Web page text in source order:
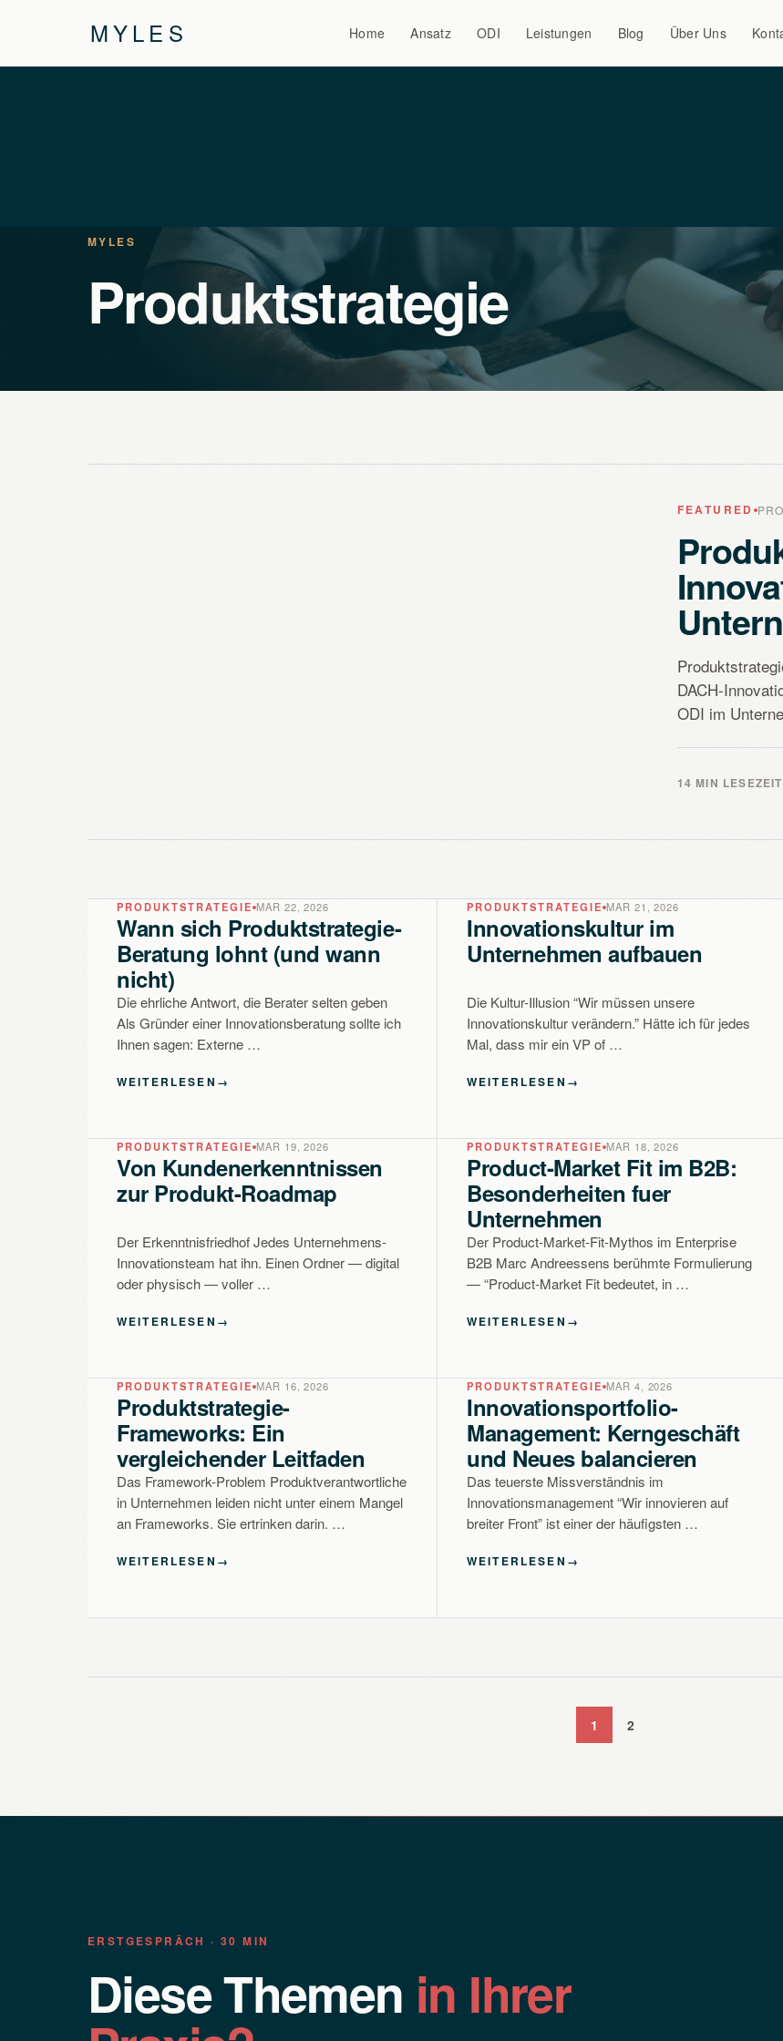
MYLES Home Ansatz ODI Leistungen Blog Über Uns
MYLES
Produktstrategie
FEATURED
DACH-
ODI im
14 MIN LESEZEIT
PRODUKTSTRATEGIE MAR 22, 2026
Wann sich Produktstrategie-
Beratung lohnt (und wann
nicht)
Die ehrliche Antwort, die Berater selten geben
Als Gründer einer Innovationsberatung sollte ich
Ihnen sagen: Externe …
WEITERLESEN →
PRODUKTSTRATEGIE MAR 21, 2026
Innovationskultur im
Unternehmen aufbauen
Die Kultur-Illusion “Wir müssen unsere
Innovationskultur verändern.” Hätte ich für jedes
Mal, dass mir ein VP of …
WEITERLESEN →
PRODUKTSTRATEGIE MAR 19, 2026
Von Kundenerkenntnissen
zur Produkt-Roadmap
Der Erkenntnisfriedhof Jedes Unternehmens-
Innovationsteam hat ihn. Einen Ordner — digital
oder physisch — voller …
WEITERLESEN →
PRODUKTSTRATEGIE MAR 18, 2026
Product-Market Fit im B2B:
Besonderheiten fuer
Unternehmen
Der Product-Market-Fit-Mythos im Enterprise
B2B Marc Andreessens berühmte Formulierung
— “Product-Market Fit bedeutet, in …
WEITERLESEN →
PRODUKTSTRATEGIE MAR 16, 2026
Produktstrategie-
Frameworks: Ein
vergleichender Leitfaden
Das Framework-Problem Produktverantwortliche
in Unternehmen leiden nicht unter einem Mangel
an Frameworks. Sie ertrinken darin. …
WEITERLESEN →
PRODUKTSTRATEGIE MAR 4, 2026
Innovationsportfolio-
Management: Kerngeschäft
und Neues balancieren
Das teuerste Missverständnis im
Innovationsmanagement “Wir innovieren auf
breiter Front” ist einer der häufigsten …
WEITERLESEN →
1 2
ERSTGESPRÄCH · 30 MIN
Diese Themen in Ihrer